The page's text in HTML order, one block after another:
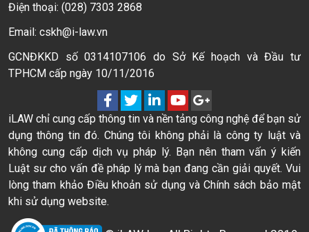
Điện thoại: (028) 7303 2868
Email: cskh@i-law.vn
GCNĐKKD số 0314107106 do Sở Kế hoạch và Đầu tư
TPHCM cấp ngày 10/11/2016
iLAW chỉ cung cấp thông tin và nền tảng công nghệ để bạn sử
dụng thông tin đó. Chúng tôi không phải là công ty luật và
không cung cấp dịch vụ pháp lý. Bạn nên tham vấn ý kiến
Luật sư cho vấn đề pháp lý mà bạn đang cần giải quyết. Vui
lòng tham khảo Điều khoản sử dụng và Chính sách bảo mật
khi sử dụng website.